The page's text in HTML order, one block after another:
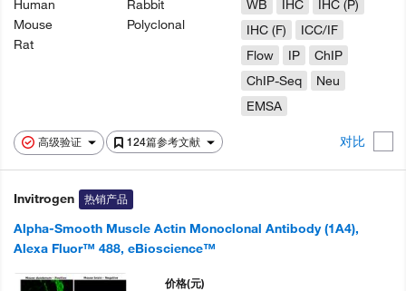
高级验证 124篇参考文献 对比
Human
Mouse
Rat
Rabbit
Polyclonal
WB IHC
IHC (P)
IHC (F)
ICC/IF
Flow
IP
ChIP
ChIP-Seq
Neu
EMSA
Invitrogen 热销产品
Alpha-Smooth Muscle Actin Monoclonal Antibody (1A4),
Alexa Fluor™ 488, eBioscience™
价格(元)